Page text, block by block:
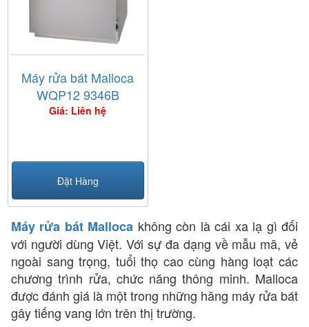
Máy rửa bát Malloca
WQP12 9346B
Giá: Liên hệ
Đặt Hàng
Máy rửa bát Malloca không còn là cái xa lạ gì đối
với người dùng Việt. Với sự đa dạng về mẫu mã, vẻ
ngoài sang trọng, tuổi thọ cao cùng hàng loạt các
chương trình rửa, chức năng thông minh. Malloca
được đánh giá là một trong những hãng máy rửa bát
gây tiếng vang lớn trên thị trường.